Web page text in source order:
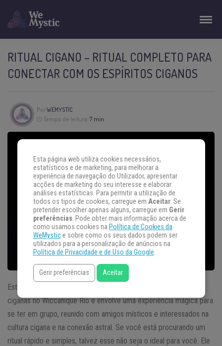
RITUAL CIGANO – RITUAL COMPLETO PARA
CONECTAR COM OS ESPÍRITOS CIGANOS
PorWEMYSTIC
Tempo de leitura: 7 min
Este
ciganas no Wiccanique Rio e envolve uma experiência mágica para
se ter em grupo, reunido com amigos místicos e interessados na
cultura cigana e na conexão astral. Se você está procurando um
ritual rápido e simples, talvez esse não seja o ideal para você. Ele
Esta página web utiliza cookies necessários,
estatísticos e de marketing, para melhorar a
experiência de navegação do Utilizador, apresentar
acções de marketing do seu interesse e elaborar
análises estatísticas. Para permitir a utilização de
todos os tipos de cookies, carregue em Aceitar. Se
pretender escolher apenas alguns, carregue em Gerir
preferências. Pode obter mais informação acerca de
como usamos cookies na Política de Cookies da
WeMystice sobre como os seus dados podem ser
utilizados para a personalização de anúncios na
Política de Privacidade e de Uso da Google.
Gerir preferências Aceitar